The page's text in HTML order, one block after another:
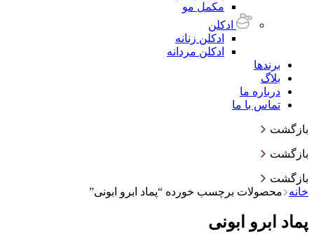
مکمل مو
ادکلن
ادکلن زنانه
ادکلن مردانه
برندها
بلاگ
درباره ما
تماس با ما
بازگشت
بازگشت
بازگشت
خانه
محصولات برچسب خورده “پماد ابرو ابونی”
پماد ابرو ابونی